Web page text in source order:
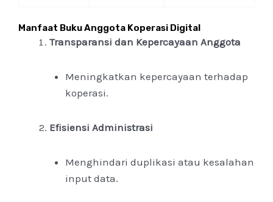
Manfaat Buku Anggota Koperasi Digital
Transparansi dan Kepercayaan Anggota
Meningkatkan kepercayaan terhadap
koperasi.
Efisiensi Administrasi
Menghindari duplikasi atau kesalahan
input data.